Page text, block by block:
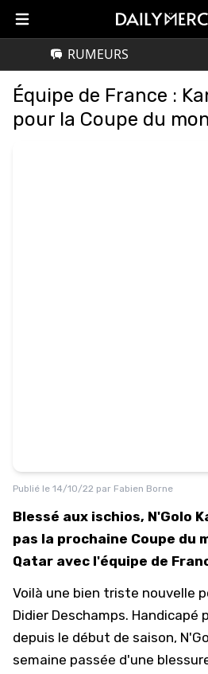
RUMEURS
Équipe de France :
pour la Coupe du
Publié le 14/10/22 par Fabien Borne
Blessé aux ischios, N'Golo
pas la prochaine Coupe du
Qatar avec l'équipe de
Voilà une bien triste nouvelle
Didier Deschamps. Handicapé
depuis le début de saison,
semaine passée d'une